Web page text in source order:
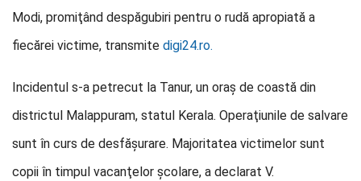
Modi, promiţând despăgubiri pentru o rudă apropiată a
fiecărei victime, transmite digi24.ro.
Incidentul s-a petrecut la Tanur, un oraş de coastă din
districtul Malappuram, statul Kerala. Operaţiunile de salvare
sunt în curs de desfăşurare. Majoritatea victimelor sunt
copii în timpul vacanţelor şcolare, a declarat V.